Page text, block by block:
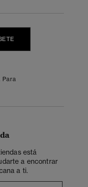
Para
está
a encontrar
a ti.